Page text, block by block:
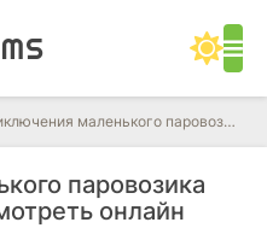
паровозика (2011) смотреть онлайн мультфильм в HD качестве 720 - 1080 бесплатно
паровозика
онлайн